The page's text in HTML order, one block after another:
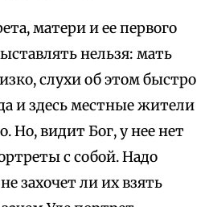
матери и ее первого
нельзя: мать
слухи об этом быстро
и здесь местные жители
Но, видит Бог, у нее нет
с собой. Надо
захочет ли их взять